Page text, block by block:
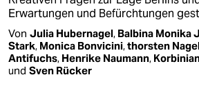
Erwartungen und Befürchtungen
Von Julia Hubernagel, Balbina Monika
Stark, Monica Bonvicini,thorsten
Antifuchs, Henrike Naumann,
und Sven Rücker